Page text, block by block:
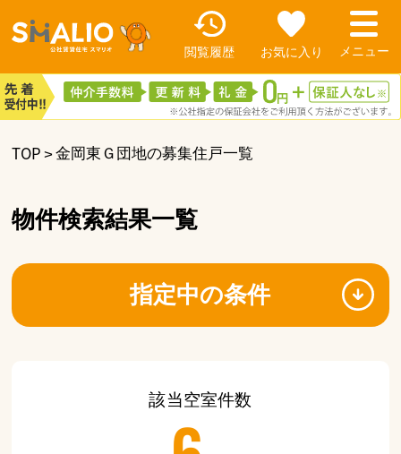
閲覧履歴 お気に入り
TOP 金岡東Ｇ団地の募集住戸一覧
物件検索結果一覧
指定中の条件
該当空室件数